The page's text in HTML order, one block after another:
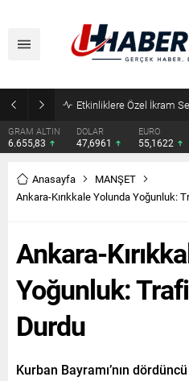
DOLAR
47,6961
EURO
55,1622
STERLİN
64,3981
Anasayfa
MANŞET
Ankara-Kırıkkale Yolunda Yoğunluk:
Ankara-
Yoğunluk:
Durdu
Kurban Bayramı’nın